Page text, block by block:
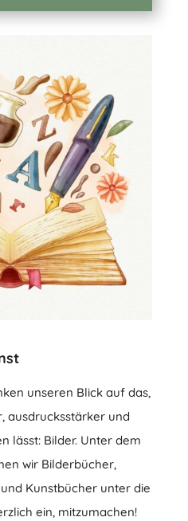
unseren Blick auf das,
ausdrucksstärker und
lässt: Bilder. Unter dem
wir Bilderbücher,
Kunstbücher unter die
ein, mitzumachen!